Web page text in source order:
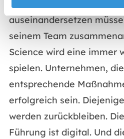
Herausforderungen der
auseinandersetzen
seinem Team
Science wird eine immer
spielen. Unternehmen,
entsprechende
erfolgreich sein.
werden zurückbleiben.
Führung ist digital. Und